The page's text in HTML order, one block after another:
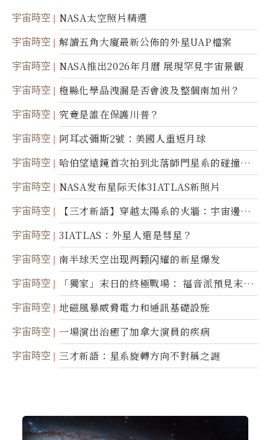
宇宙時空 NASA太空照片精選
宇宙時空 解讀五角大廈最新公佈的外星UAP檔案
宇宙時空 NASA推出2026年月曆 展現罕見宇宙景觀
宇宙時空 橙縣化學品洩漏是否會波及整個南加州？
宇宙時空 究竟是誰在保護川普？
宇宙時空 阿耳忒彌斯2號：美國人重返月球
宇宙時空
哈伯望遠鏡首次拍到北落師門星系的碰撞與
爆炸
宇宙時空 NASA发布星际天体3IATLAS新照片
宇宙時空
【三才新語】穿越太陽系的火牆：宇宙邊界
新啟示
宇宙時空 3IATLAS：外星人還是彗星？
宇宙時空 南半球天空出现两颗闪耀的新星爆发
宇宙時空
「獨家」末日的終極戰場： 福音派預見末
世；希臘僧侶預言以色列的攻擊
宇宙時空 地磁風暴威脅電力和通訊基礎設施
宇宙時空 一場演出治癒了加拿大演員的疾病
宇宙時空 三才新語：星系旋轉方向不對稱之謎